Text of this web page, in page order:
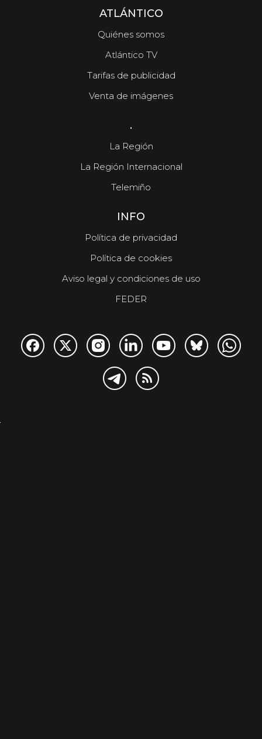
ATLÁNTICO
Quiénes somos
Atlántico TV
Tarifas de publicidad
Venta de imágenes
.
La Región
La Región Internacional
Telemiño
INFO
Política de privacidad
Política de cookies
Aviso legal y condiciones de uso
FEDER